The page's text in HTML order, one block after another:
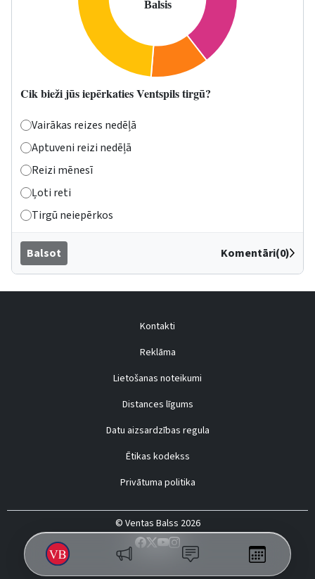
Cik bieži jūs iepērkaties Ventspils tirgū?
Vairākas reizes nedēļā
Aptuveni reizi nedēļā
Reizi mēnesī
Ļoti reti
Tirgū neiepērkos
Balsot Komentāri(0)
Kontakti
Reklāma
Lietošanas noteikumi
Distances līgums
Datu aizsardzības regula
Ētikas kodekss
Privātuma politika
© Ventas Balss 2026